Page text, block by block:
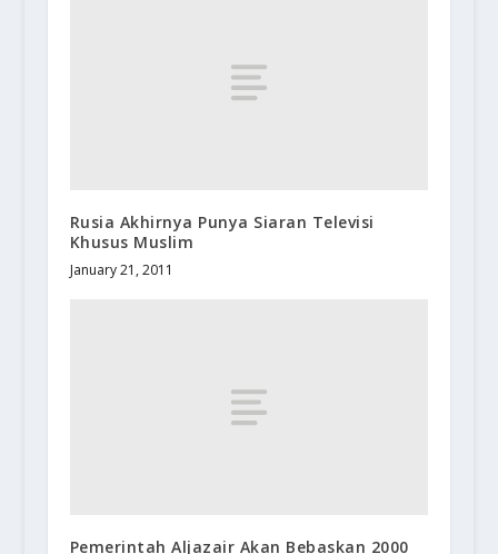
Rusia Akhirnya Punya Siaran Televisi
Khusus Muslim
January 21, 2011
Pemerintah Aljazair Akan Bebaskan 2000